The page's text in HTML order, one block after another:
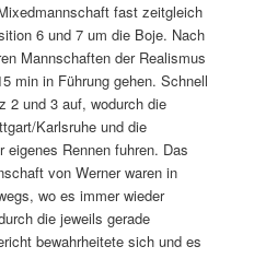
fast zeitgleich
6 und 7 um die Boje. Nach
Mannschaften der Realismus
min in Führung gehen. Schnell
2 und 3 auf, wodurch die
Karlsruhe und die
Rennen fuhren. Das
von Werner waren in
wo es immer wieder
die jeweils gerade
bewahrheitete sich und es